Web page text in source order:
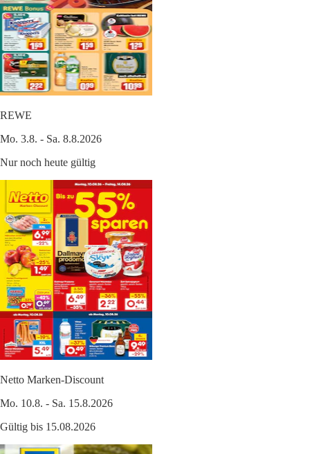
REWE
Mo. 3.8. - Sa. 8.8.2026
Nur noch heute gültig
Netto Marken-Discount
Mo. 10.8. - Sa. 15.8.2026
Gültig bis 15.08.2026